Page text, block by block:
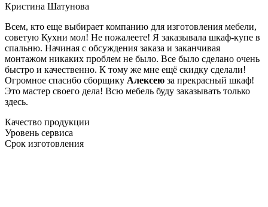
Кристина Шатунова
Всем, кто еще выбирает компанию для изготовления мебели,
советую Кухни мол! Не пожалеете! Я заказывала шкаф-купе в
спальню. Начиная с обсуждения заказа и заканчивая
монтажом никаких проблем не было. Все было сделано очень
быстро и качественно. К тому же мне ещё скидку сделали!
Огромное спасибо сборщику Алексею за прекрасный шкаф!
Это мастер своего дела! Всю мебель буду заказывать только
здесь.
Качество продукции
Уровень сервиса
Срок изготовления